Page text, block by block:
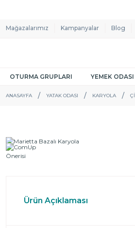
Mağazalarımız Kampanyalar Blog
OTURMA GRUPLARI YEMEK ODASI
ANASAYFA YATAK ODASI KARYOLA
Ürün Açıklaması